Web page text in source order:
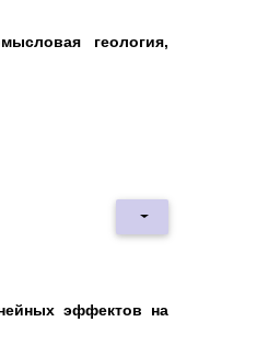
геология,
эффектов на